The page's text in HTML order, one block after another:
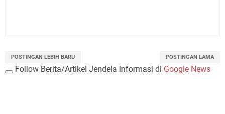
POSTINGAN LEBIH BARU POSTINGAN LAMA
Follow Berita/Artikel Jendela Informasi di Google News